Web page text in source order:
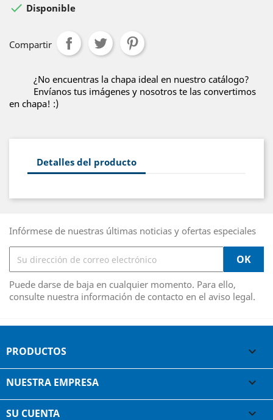
 Disponible
Compartir
¿No encuentras la chapa ideal en nuestro catálogo?
Envíanos tus imágenes y nosotros te las convertimos
en chapa! :)
Detalles del producto
Infórmese de nuestras últimas noticias y ofertas especiales
Puede darse de baja en cualquier momento. Para ello,
consulte nuestra información de contacto en el aviso legal.
PRODUCTOS 
NUESTRA EMPRESA 
SU CUENTA 